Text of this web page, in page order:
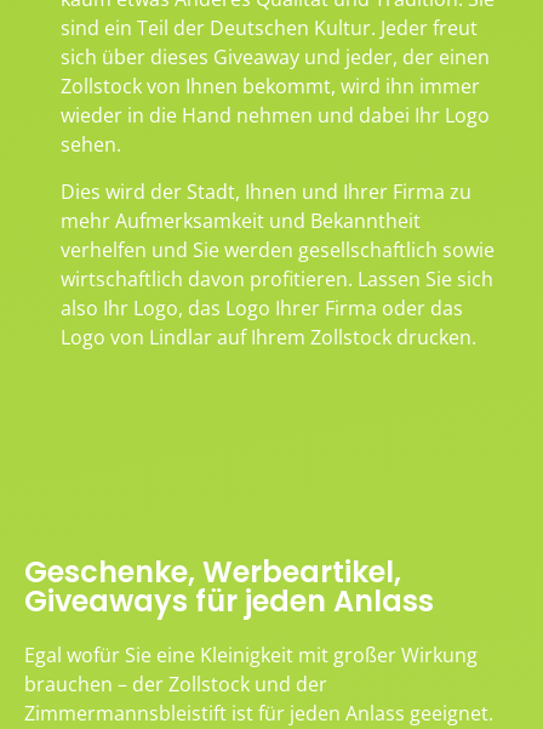
sind ein Teil der Deutschen Kultur. Jeder freut
sich über dieses Giveaway und jeder, der einen
Zollstock von Ihnen bekommt, wird ihn immer
wieder in die Hand nehmen und dabei Ihr Logo
sehen.
Dies wird der Stadt, Ihnen und Ihrer Firma zu
mehr Aufmerksamkeit und Bekanntheit
verhelfen und Sie werden gesellschaftlich sowie
wirtschaftlich davon profitieren. Lassen Sie sich
also Ihr Logo, das Logo Ihrer Firma oder das
Logo von Lindlar auf Ihrem Zollstock drucken.
Geschenke, Werbeartikel,
Giveaways für jeden Anlass
Egal wofür Sie eine Kleinigkeit mit großer Wirkung
brauchen – der Zollstock und der
Zimmermannsbleistift ist für jeden Anlass geeignet.